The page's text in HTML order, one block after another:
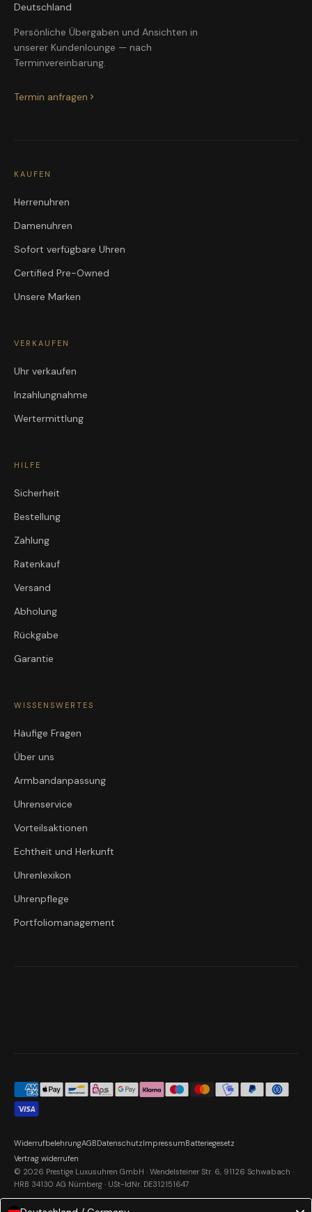
Deutschland
Persönliche Übergaben und Ansichten in
unserer Kundenlounge — nach
Terminvereinbarung.
Termin anfragen
KAUFEN
Herrenuhren
Damenuhren
Sofort verfügbare Uhren
Certified Pre-Owned
Unsere Marken
VERKAUFEN
Uhr verkaufen
Inzahlungnahme
Wertermittlung
HILFE
Sicherheit
Bestellung
Zahlung
Ratenkauf
Versand
Abholung
Rückgabe
Garantie
WISSENSWERTES
Häufige Fragen
Über uns
Armbandanpassung
Uhrenservice
Vorteilsaktionen
Echtheit und Herkunft
Uhrenlexikon
Uhrenpflege
Portfoliomanagement
© 2026 Prestige Luxusuhren GmbH · Wendelsteiner Str. 6, 91126 Schwabach ·
HRB 34130 AG Nürnberg · USt-IdNr. DE312151647
WiderrufbelehrungAGBDatenschutzImpressumBatteriegesetz
Vertrag widerrufen